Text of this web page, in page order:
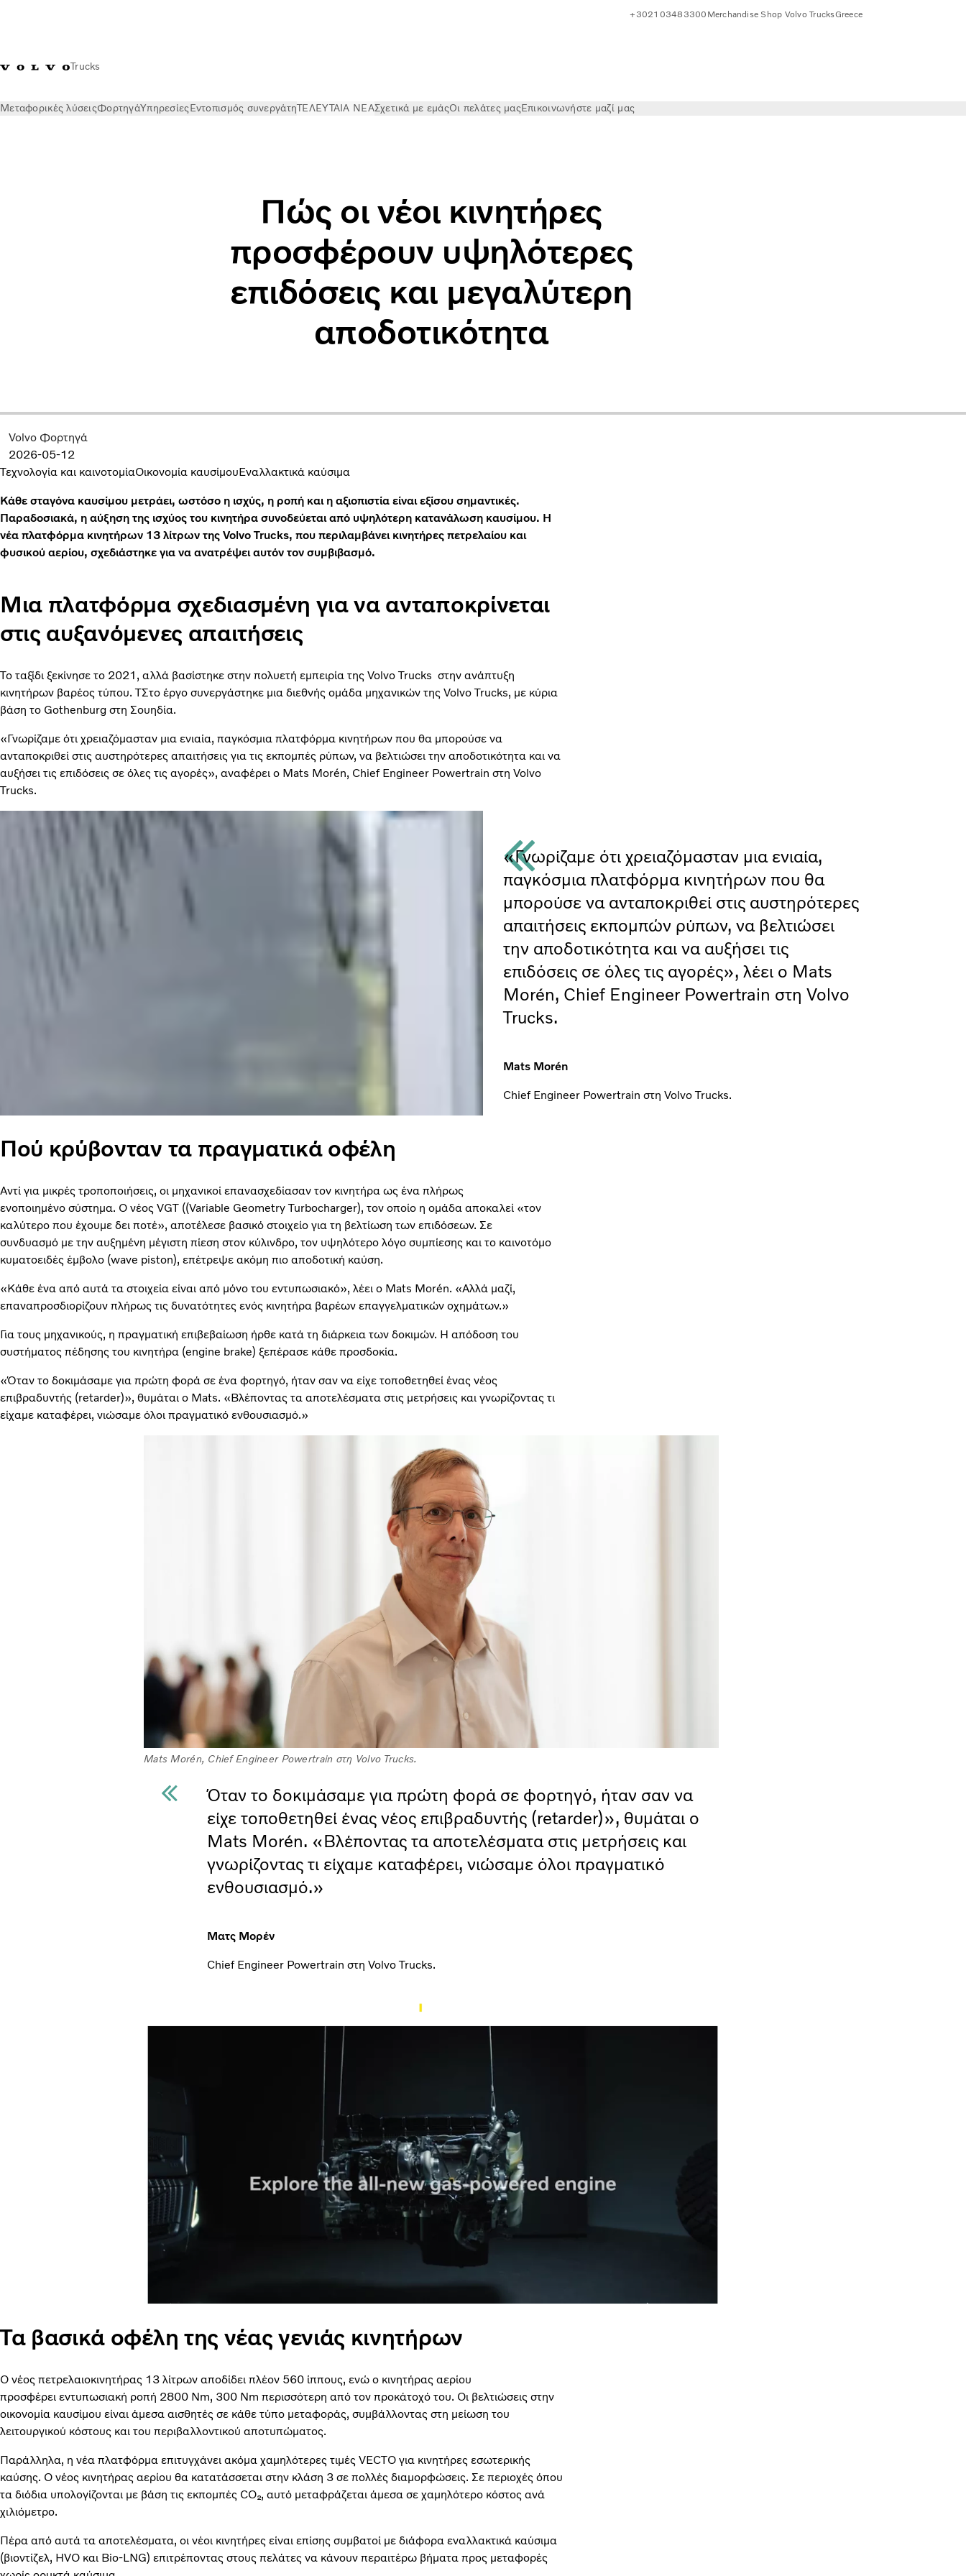
Trucks
+302103483300 Merchandise Shop Volvo TrucksGreece
Μεταφορικές λύσειςΦορτηγάΥπηρεσίεςΕντοπισμός συνεργάτηΤΕΛΕΥΤΑΙΑ ΝΕΑΣχετικά με εμάςΟι πελάτες μαςΕπικοινωνήστε μαζί μας
Πώς οι νέοι κινητήρες
προσφέρουν υψηλότερες
επιδόσεις και μεγαλύτερη
αποδοτικότητα
Volvo Φορτηγά
2026-05-12
Τεχνολογία και καινοτομίαΟικονομία καυσίμουΕναλλακτικά καύσιμα
Κάθε σταγόνα καυσίμου μετράει, ωστόσο η ισχύς, η ροπή και η αξιοπιστία είναι εξίσου σημαντικές.
Παραδοσιακά, η αύξηση της ισχύος του κινητήρα συνοδεύεται από υψηλότερη κατανάλωση καυσίμου. Η
νέα πλατφόρμα κινητήρων 13 λίτρων της Volvo Trucks, που περιλαμβάνει κινητήρες πετρελαίου και
φυσικού αερίου, σχεδιάστηκε για να ανατρέψει αυτόν τον συμβιβασμό.
Μια πλατφόρμα σχεδιασμένη για να ανταποκρίνεται
στις αυξανόμενες απαιτήσεις
Το ταξίδι ξεκίνησε το 2021, αλλά βασίστηκε στην πολυετή εμπειρία της Volvo Trucks στην ανάπτυξη
κινητήρων βαρέος τύπου. ΤΣτο έργο συνεργάστηκε μια διεθνής ομάδα μηχανικών της Volvo Trucks, με κύρια
βάση το Gothenburg στη Σουηδία.
«Γνωρίζαμε ότι χρειαζόμασταν μια ενιαία, παγκόσμια πλατφόρμα κινητήρων που θα μπορούσε να
ανταποκριθεί στις αυστηρότερες απαιτήσεις για τις εκπομπές ρύπων, να βελτιώσει την αποδοτικότητα και να
αυξήσει τις επιδόσεις σε όλες τις αγορές», αναφέρει ο Mats Morén, Chief Engineer Powertrain στη Volvo
Trucks.
«Γνωρίζαμε ότι χρειαζόμασταν μια ενιαία,
παγκόσμια πλατφόρμα κινητήρων που θα
μπορούσε να ανταποκριθεί στις αυστηρότερες
απαιτήσεις εκπομπών ρύπων, να βελτιώσει
την αποδοτικότητα και να αυξήσει τις
επιδόσεις σε όλες τις αγορές», λέει ο Mats
Morén, Chief Engineer Powertrain στη Volvo
Trucks.
Mats Morén
Chief Engineer Powertrain στη Volvo Trucks.
Πού κρύβονταν τα πραγματικά οφέλη
Αντί για μικρές τροποποιήσεις, οι μηχανικοί επανασχεδίασαν τον κινητήρα ως ένα πλήρως
ενοποιημένο σύστημα. Ο νέος VGT ((Variable Geometry Turbocharger), τον οποίο η ομάδα αποκαλεί «τον
καλύτερο που έχουμε δει ποτέ», αποτέλεσε βασικό στοιχείο για τη βελτίωση των επιδόσεων. Σε
συνδυασμό με την αυξημένη μέγιστη πίεση στον κύλινδρο, τον υψηλότερο λόγο συμπίεσης και το καινοτόμο
κυματοειδές έμβολο (wave piston), επέτρεψε ακόμη πιο αποδοτική καύση.
«Κάθε ένα από αυτά τα στοιχεία είναι από μόνο του εντυπωσιακό», λέει ο Mats Morén. «Αλλά μαζί,
επαναπροσδιορίζουν πλήρως τις δυνατότητες ενός κινητήρα βαρέων επαγγελματικών οχημάτων.»
Για τους μηχανικούς, η πραγματική επιβεβαίωση ήρθε κατά τη διάρκεια των δοκιμών. Η απόδοση του
συστήματος πέδησης του κινητήρα (engine brake) ξεπέρασε κάθε προσδοκία.
«Όταν το δοκιμάσαμε για πρώτη φορά σε ένα φορτηγό, ήταν σαν να είχε τοποθετηθεί ένας νέος
επιβραδυντής (retarder)», θυμάται ο Mats. «Βλέποντας τα αποτελέσματα στις μετρήσεις και γνωρίζοντας τι
είχαμε καταφέρει, νιώσαμε όλοι πραγματικό ενθουσιασμό.»
Mats Morén, Chief Engineer Powertrain στη Volvo Trucks.
Όταν το δοκιμάσαμε για πρώτη φορά σε φορτηγό, ήταν σαν να
είχε τοποθετηθεί ένας νέος επιβραδυντής (retarder)», θυμάται ο
Mats Morén. «Βλέποντας τα αποτελέσματα στις μετρήσεις και
γνωρίζοντας τι είχαμε καταφέρει, νιώσαμε όλοι πραγματικό
ενθουσιασμό.»
Ματς Μορέν
Chief Engineer Powertrain στη Volvo Trucks.
Τα βασικά οφέλη της νέας γενιάς κινητήρων
Ο νέος πετρελαιοκινητήρας 13 λίτρων αποδίδει πλέον 560 ίππους, ενώ ο κινητήρας αερίου
προσφέρει εντυπωσιακή ροπή 2800 Nm, 300 Nm περισσότερη από τον προκάτοχό του. Οι βελτιώσεις στην
οικονομία καυσίμου είναι άμεσα αισθητές σε κάθε τύπο μεταφοράς, συμβάλλοντας στη μείωση του
λειτουργικού κόστους και του περιβαλλοντικού αποτυπώματος.
Παράλληλα, η νέα πλατφόρμα επιτυγχάνει ακόμα χαμηλότερες τιμές VECTO για κινητήρες εσωτερικής
καύσης. Ο νέος κινητήρας αερίου θα κατατάσσεται στην κλάση 3 σε πολλές διαμορφώσεις. Σε περιοχές όπου
τα διόδια υπολογίζονται με βάση τις εκπομπές CO₂, αυτό μεταφράζεται άμεσα σε χαμηλότερο κόστος ανά
χιλιόμετρο.
Πέρα από αυτά τα αποτελέσματα, οι νέοι κινητήρες είναι επίσης συμβατοί με διάφορα εναλλακτικά καύσιμα
(βιοντίζελ, HVO και Bio-LNG) επιτρέποντας στους πελάτες να κάνουν περαιτέρω βήματα προς μεταφορές